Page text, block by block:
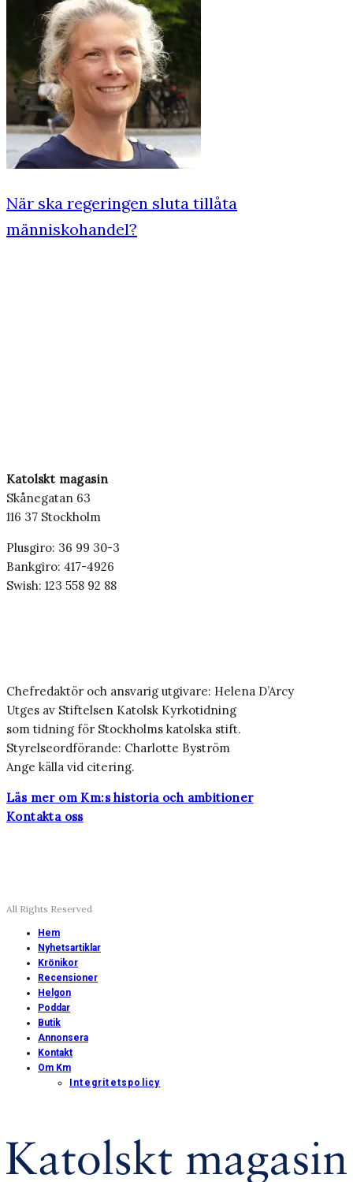
När ska regeringen sluta tillåta
människohandel?
Katolskt magasin
Skånegatan 63
116 37 Stockholm
Plusgiro: 36 99 30-3
Bankgiro: 417-4926
Swish: 123 558 92 88
Chefredaktör och ansvarig utgivare: Helena D’Arcy
Utges av Stiftelsen Katolsk Kyrkotidning
som tidning för Stockholms katolska stift.
Styrelseordförande: Charlotte Byström
Ange källa vid citering.
Läs mer om Km:s historia och ambitioner
Kontakta oss
All Rights Reserved
Hem
Nyhetsartiklar
Krönikor
Recensioner
Helgon
Poddar
Butik
Annonsera
Kontakt
Om Km
Integritetspolicy